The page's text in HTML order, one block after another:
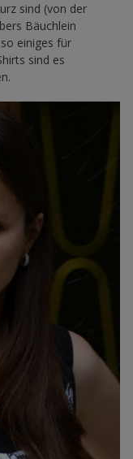
sind (von der
Bäuchlein
einiges für
sind es